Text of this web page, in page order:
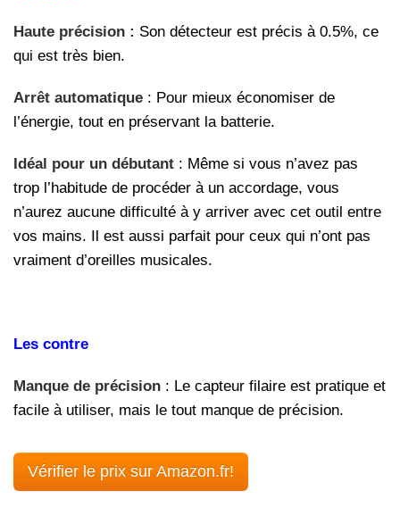
Haute précision : Son détecteur est précis à 0.5%, ce
qui est très bien.
Arrêt automatique : Pour mieux économiser de
l’énergie, tout en préservant la batterie.
Idéal pour un débutant : Même si vous n’avez pas
trop l’habitude de procéder à un accordage, vous
n’aurez aucune difficulté à y arriver avec cet outil entre
vos mains. Il est aussi parfait pour ceux qui n’ont pas
vraiment d’oreilles musicales.
Les contre
Manque de précision : Le capteur filaire est pratique et
facile à utiliser, mais le tout manque de précision.
Vérifier le prix sur Amazon.fr!